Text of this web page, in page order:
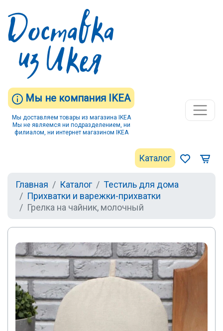
Мы не компания IKEA
Мы доставляем товары из магазина IKEA
Мы не являемся ни подразделением, ни
филиалом, ни интернет магазином IKEA
Каталог
Главная Каталог
Тестиль для дома
Прихватки и варежки-прихватки
Грелка на чайник, молочный